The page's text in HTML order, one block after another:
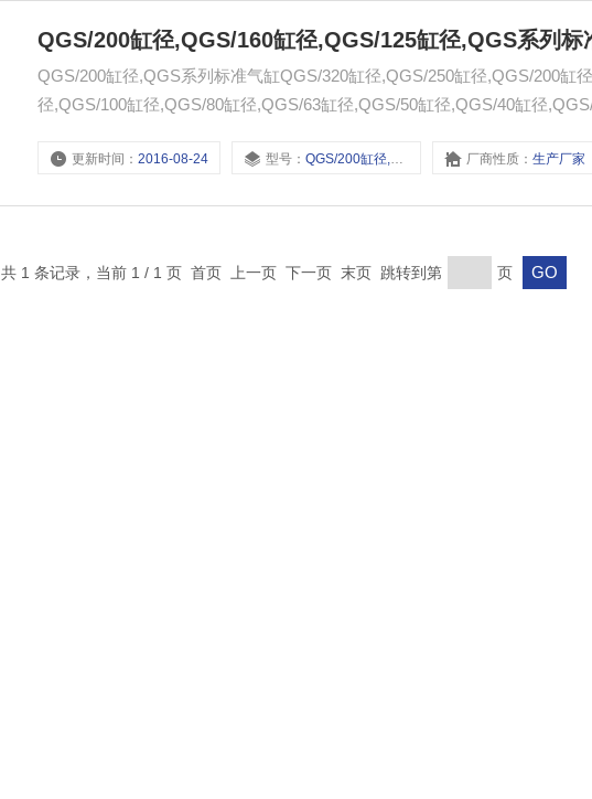
QGS/200缸径,QGS系列标准气缸QGS/320缸径,QGS/250缸径,QGS/200缸
径,QGS/100缸径,QGS/80缸径,QGS/63缸径,QGS/50缸径,QGS/40缸径
更新时间：2016-08-24 型号：QGS/200缸径,QGS/160缸径,QGS/125缸径, 厂商性质：生产厂家
共 1 条记录，当前 1 / 1 页 首页 上一页 下一页 末页 跳转到第 页